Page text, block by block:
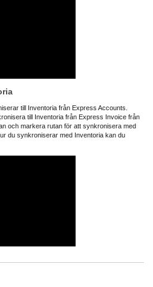
till Inventoria från Express Accounts.
till Inventoria från Express Invoice från
och markera rutan för att synkronisera med
du synkroniserar med Inventoria kan du